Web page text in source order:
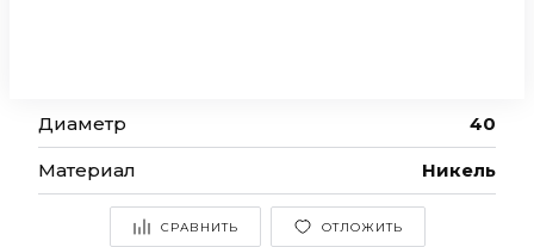
Диаметр 40
Материал Никель
СРАВНИТЬ ОТЛОЖИТЬ